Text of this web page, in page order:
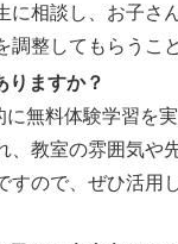
に相談し、お子さ
調整してもらうこ
りますか？
無料体験学習を実
、教室の雰囲気や
すので、ぜひ活用